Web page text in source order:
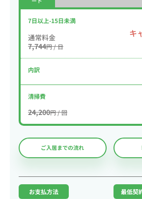
7日以上-15日未満
通常料金
7,744円 / 日
キ
内訳
清掃費
24,200円 / 回
ご入居までの流れ
お支払方法 最低契